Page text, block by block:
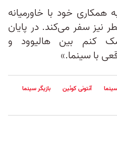
همکاری خود با خاورمیانه
نیز سفر می‌کند. در پایان
کنم بین هالیوود و
با سینما.»
آنتونی کوئین
بازیگر سینما